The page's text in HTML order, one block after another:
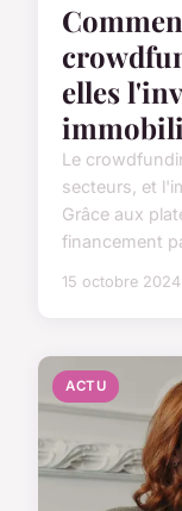
elles
Le
secteurs, et
Grâce aux
financement
15 octobre 2024
ACTU